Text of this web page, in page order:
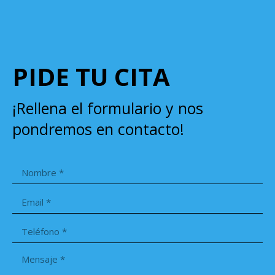
PIDE TU CITA
¡Rellena el formulario y nos
pondremos en contacto!